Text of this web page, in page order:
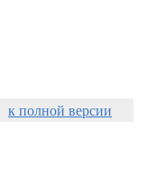
к полной версии